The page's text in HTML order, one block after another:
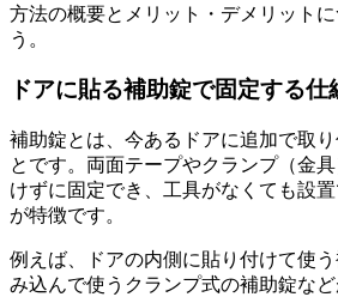
方法の概要とメリット・デメリット
う。
ドアに貼る補助錠で固定する仕
補助錠とは、今あるドアに追加で取
とです。両面テープやクランプ（金
けずに固定でき、工具がなくても設
が特徴です。
例えば、ドアの内側に貼り付けて使
み込んで使うクランプ式の補助錠な